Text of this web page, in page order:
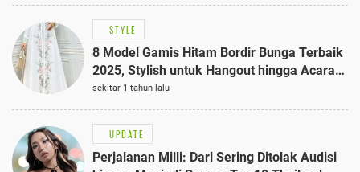
STYLE
8 Model Gamis Hitam Bordir Bunga Terbaik
2025, Stylish untuk Hangout hingga Acara
Semi-Formal
sekitar 1 tahun lalu
UPDATE
Perjalanan Milli: Dari Sering Ditolak Audisi